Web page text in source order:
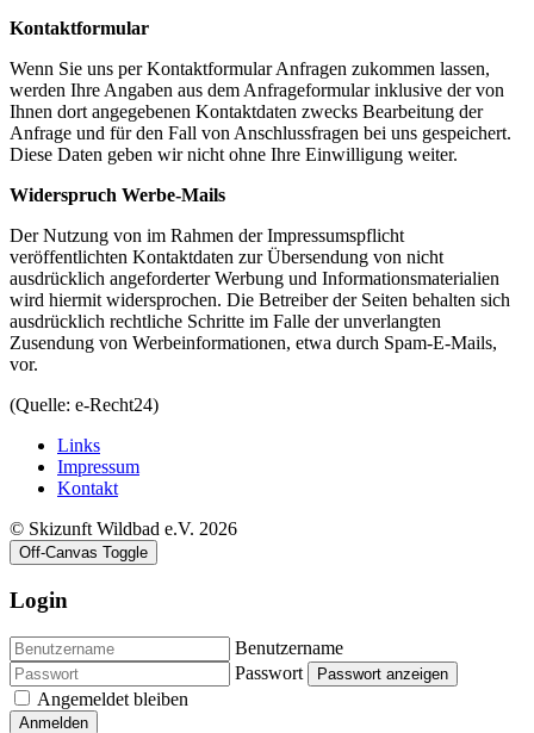
Kontaktformular
Wenn Sie uns per Kontaktformular Anfragen zukommen lassen,
werden Ihre Angaben aus dem Anfrageformular inklusive der von
Ihnen dort angegebenen Kontaktdaten zwecks Bearbeitung der
Anfrage und für den Fall von Anschlussfragen bei uns gespeichert.
Diese Daten geben wir nicht ohne Ihre Einwilligung weiter.
Widerspruch Werbe-Mails
Der Nutzung von im Rahmen der Impressumspflicht
veröffentlichten Kontaktdaten zur Übersendung von nicht
ausdrücklich angeforderter Werbung und Informationsmaterialien
wird hiermit widersprochen. Die Betreiber der Seiten behalten sich
ausdrücklich rechtliche Schritte im Falle der unverlangten
Zusendung von Werbeinformationen, etwa durch Spam-E-Mails,
vor.
(Quelle: e-Recht24)
Links
Impressum
Kontakt
© Skizunft Wildbad e.V. 2026
Off-Canvas Toggle
Login
Benutzername
Passwort
Passwort anzeigen
Angemeldet bleiben
Anmelden